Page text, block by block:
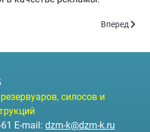
для маслосборникаСледующий:
Вперед
силосов и
E-mail: dzm-k@dzm-k.ru